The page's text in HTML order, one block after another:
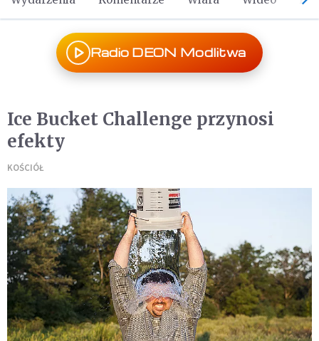
Radio DEON Modlitwa
Ice Bucket Challenge przynosi
efekty
KOŚCIÓŁ